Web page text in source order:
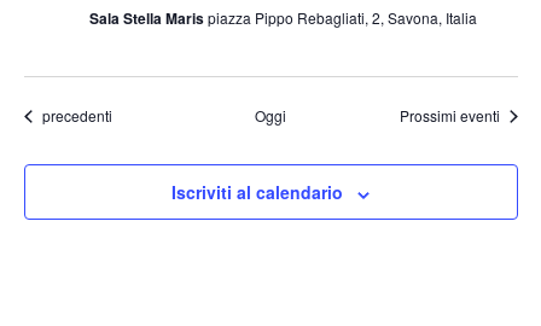
Sala Stella Marispiazza Pippo Rebagliati, 2, Savona, Italia
Eventi
precedenti Oggi Prossimi eventi
Iscriviti al calendario